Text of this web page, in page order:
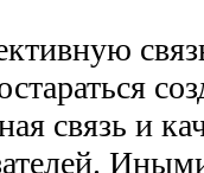
связь и